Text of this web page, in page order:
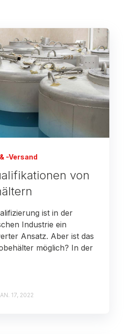
-Versand
von
ist in der
Industrie ein
Ansatz. Aber ist das
möglich? In der
17, 2022